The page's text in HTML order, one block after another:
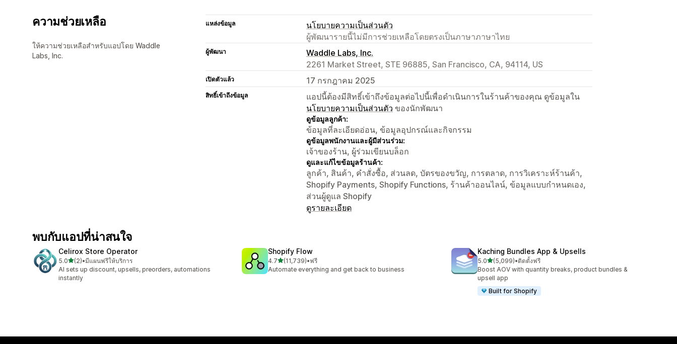
ความช่วยเหลือ
ให้ความช่วยเหลือสำหรับแอปโดย Waddle
Labs, Inc.
แหล่งข้อมูล
นโยบายความเป็นส่วนตัว
ผู้พัฒนารายนี้ไม่มีการช่วยเหลือโดยตรงเป็นภาษาภาษาไทย
ผู้พัฒนา
Waddle Labs, Inc.
2261 Market Street, STE 96885, San Francisco, CA, 94114, US
เปิดตัวแล้ว 17 กรกฎาคม 2025
สิทธิ์เข้าถึงข้อมูล
แอปนี้ต้องมีสิทธิ์เข้าถึงข้อมูลต่อไปนี้เพื่อดำเนินการในร้านค้าของคุณ ดูข้อมูลใน
นโยบายความเป็นส่วนตัว ของนักพัฒนา
ดูข้อมูลลูกค้า:
ข้อมูลที่ละเอียดอ่อน, ข้อมูลอุปกรณ์และกิจกรรม
ดูข้อมูลพนักงานและผู้มีส่วนร่วม:
เจ้าของร้าน, ผู้ร่วมเขียนบล็อก
ดูและแก้ไขข้อมูลร้านค้า:
ลูกค้า, สินค้า, คำสั่งซื้อ, ส่วนลด, บัตรของขวัญ, การตลาด, การวิเคราะห์ร้านค้า,
Shopify Payments, Shopify Functions, ร้านค้าออนไลน์, ข้อมูลแบบกำหนดเอง,
ส่วนผู้ดูแล Shopify
ดูรายละเอียด
พบกับแอปที่น่าสนใจ
Celirox Store Operator
5.0เต็ม 5 ดาว
(2)
ทั้งหมด 2 รีวิว
•มีแผนฟรีให้บริการ
AI sets up discount, upsells, preorders, automations
instantly
Shopify Flow
4.7เต็ม 5 ดาว
(11,739)
ทั้งหมด 11739 รีวิว
•ฟรี
Automate everything and get back to business
Kaching Bundles App & Upsells
5.0เต็ม 5 ดาว
(5,099)
ทั้งหมด 5099 รีวิว
•ติดตั้งฟรี
Boost AOV with quantity breaks, product bundles &
upsell app
Built for Shopify